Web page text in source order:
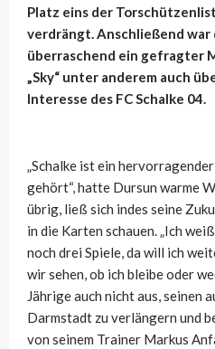
Platz eins der
verdrängt. Anschließend
überraschend ein gefragter
„Sky“ unter anderem auch
Interesse des FC Schalke 04.
„Schalke ist ein
gehört“, hatte Dursun warme
übrig, ließ sich indes seine
in die Karten schauen. „Ich
noch drei Spiele, da will ich
wir sehen, ob ich bleibe oder
Jährige auch nicht aus, seinen
Darmstadt zu verlängern und
von seinem Trainer Markus